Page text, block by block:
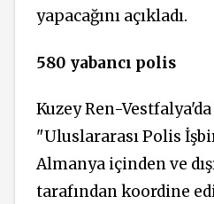
yapacağını açıkladı.
580 yabancı polis
Kuzey Ren-
"Uluslararası Polis
Almanya içinden ve
tarafından koordine